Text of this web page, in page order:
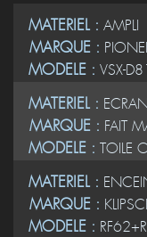
MATERIEL : AMPLI
MARQUE :
MODELE : VSX-
MATERIEL :
MARQUE : FAIT
MODELE : TOILE
MATERIEL :
MARQUE :
MODELE :